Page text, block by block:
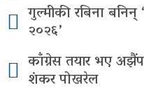
गुल्मीकी रबिना
२०२६’
काँग्रेस तयार भए
शंकर पोखरेल